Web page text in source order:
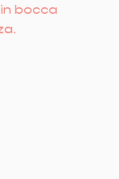
bocca